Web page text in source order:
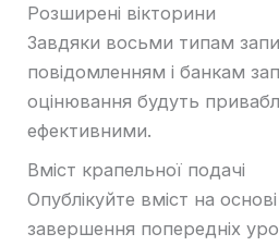
Розширені вікторини
Завдяки восьми типам
повідомленням і банкам
оцінювання будуть
ефективними.
Вміст крапельної подачі
Опублікуйте вміст на
завершення попередніх